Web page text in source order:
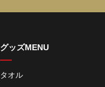
グッズMENU
タオル